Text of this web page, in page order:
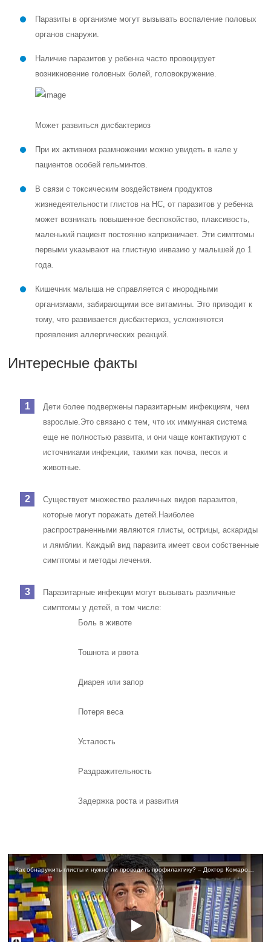
Паразиты в организме могут вызывать воспаление половых
органов снаружи.
Наличие паразитов у ребенка часто провоцирует
возникновение головных болей, головокружение.
Может развиться дисбактериоз
При их активном размножении можно увидеть в кале у
пациентов особей гельминтов.
В связи с токсическим воздействием продуктов
жизнедеятельности глистов на НС, от паразитов у ребенка
может возникать повышенное беспокойство, плаксивость,
маленький пациент постоянно капризничает. Эти симптомы
первыми указывают на глистную инвазию у малышей до 1
года.
Кишечник малыша не справляется с инородными
организмами, забирающими все витамины. Это приводит к
тому, что развивается дисбактериоз, усложняются
проявления аллергических реакций.
Интересные факты
Дети более подвержены паразитарным инфекциям, чем
взрослые. Это связано с тем, что их иммунная система
еще не полностью развита, и они чаще контактируют с
источниками инфекции, такими как почва, песок и
животные.
Существует множество различных видов паразитов,
которые могут поражать детей. Наиболее
распространенными являются глисты, острицы, аскариды
и лямблии. Каждый вид паразита имеет свои собственные
симптомы и методы лечения.
Паразитарные инфекции могут вызывать различные
симптомы у детей, в том числе:
Боль в животе
Тошнота и рвота
Диарея или запор
Потеря веса
Усталость
Раздражительность
Задержка роста и развития